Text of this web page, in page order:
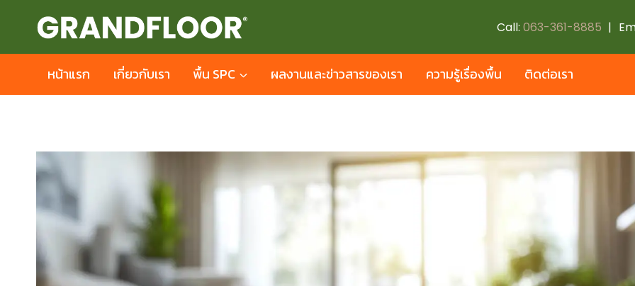
Call:063-361-8885 |
หน้าแรก เกี่ยวกับเรา พื้น SPC ผลงานและข่าวสารของเรา ความรู้เรื่องพื้น ติดต่อเรา